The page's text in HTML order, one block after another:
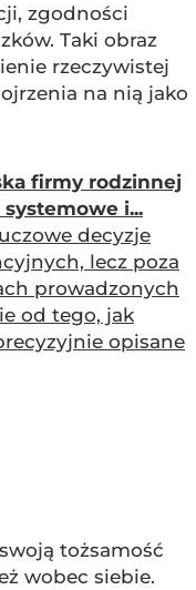
zgodności
Taki obraz
rzeczywistej
na nią jako
firmy rodzinnej
systemowe i...
decyzje
lecz poza
prowadzonych
od tego, jak
opisane
tożsamość
wobec siebie.